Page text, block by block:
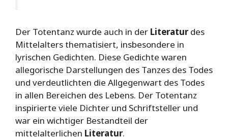
Der Totentanz wurde auch in der Literaturdes
Mittelalters thematisiert, insbesondere in
lyrischen Gedichten. Diese Gedichte waren
allegorische Darstellungen des Tanzes des Todes
und verdeutlichten die Allgegenwart des Todes
in allen Bereichen des Lebens. Der Totentanz
inspirierte viele Dichter und Schriftsteller und
war ein wichtiger Bestandteil der
mittelalterlichen Literatur.